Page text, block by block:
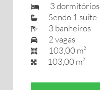
3 dormitórios
Sendo 1 suíte
3 banheiros
2 vagas
103,00 m²
103,00 m²